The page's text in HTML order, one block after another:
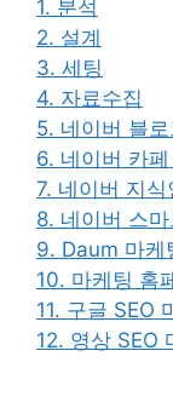
1. 분석
2. 설계
3. 세팅
4. 자료수집
5. 네이버 블
6. 네이버 카
7. 네이버 지식
8. 네이버 스
9. Daum 마케
10. 마케팅 홈
11. 구글 SEO
12. 영상 SEO